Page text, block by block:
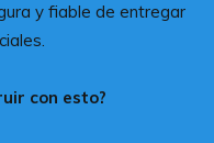
y fiable de entregar
con esto?